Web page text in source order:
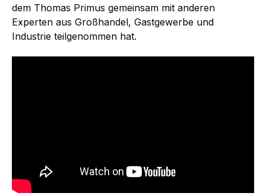
dem Thomas Primus gemeinsam mit anderen
Experten aus Großhandel, Gastgewerbe und
Industrie teilgenommen hat.